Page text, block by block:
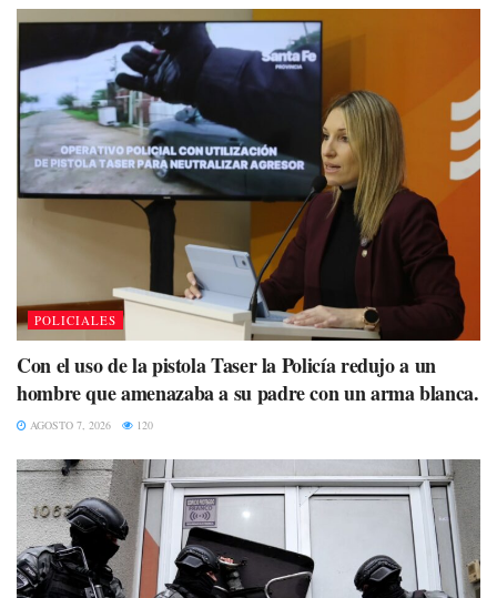
POLICIALES
Con el uso de la pistola Taser la Policía redujo a un
hombre que amenazaba a su padre con un arma blanca.
AGOSTO 7, 2026 120